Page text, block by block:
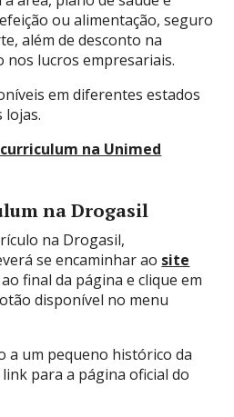
ou alimentação, seguro
além de desconto na
nos lucros empresariais.
em diferentes estados
lojas.
na Unimed
na Drogasil
na Drogasil,
se encaminhar ao site
final da página e clique em
disponível no menu
a um pequeno histórico da
para a página oficial do